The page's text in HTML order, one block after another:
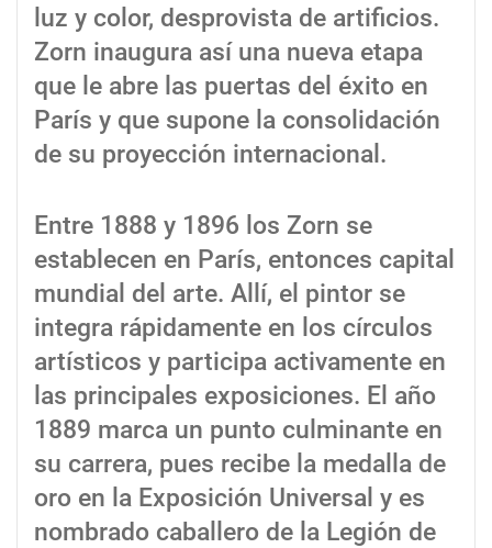
luz y color, desprovista de artificios.
Zorn inaugura así una nueva etapa
que le abre las puertas del éxito en
París y que supone la consolidación
de su proyección internacional.
Entre 1888 y 1896 los Zorn se
establecen en París, entonces capital
mundial del arte. Allí, el pintor se
integra rápidamente en los círculos
artísticos y participa activamente en
las principales exposiciones. El año
1889 marca un punto culminante en
su carrera, pues recibe la medalla de
oro en la Exposición Universal y es
nombrado caballero de la Legión de